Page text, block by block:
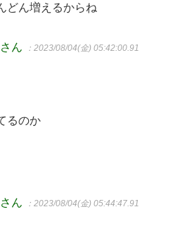
どん増えるからね
ん ：2023/08/04(金) 05:42:00.91
るのか
ん ：2023/08/04(金) 05:44:47.91